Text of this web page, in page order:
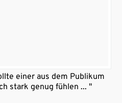
einer aus dem Publikum
stark genug fühlen ... "